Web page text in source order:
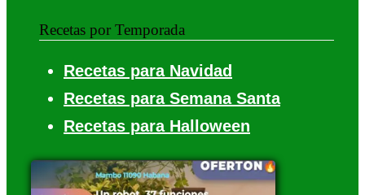
Recetas por Temporada
Recetas para Navidad
Recetas para Semana Santa
Recetas para Halloween